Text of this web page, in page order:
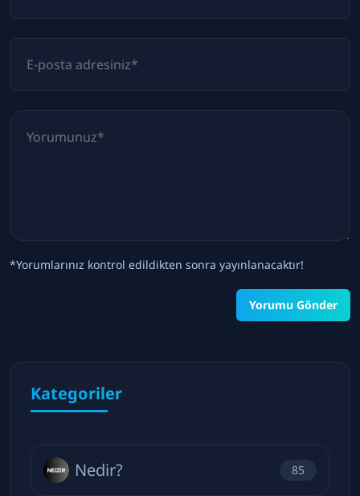
*Yorumlarınız kontrol edildikten sonra yayınlanacaktır!
Yorumu Gönder
Kategoriler
Nedir? 85